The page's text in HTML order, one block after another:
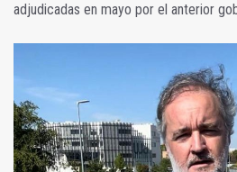
adjudicadas en mayo por el anterior